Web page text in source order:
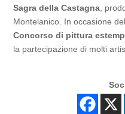
Sagra della Castagna,
Montelanico. In occasione
Concorso di pittura
la partecipazione di molti